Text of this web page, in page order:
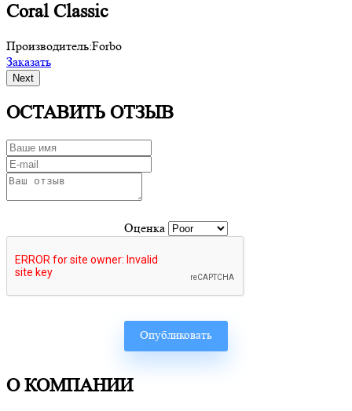
Coral Classic
Производитель:Forbo
Заказать
Next
ОСТАВИТЬ ОТЗЫВ
Оценка
О КОМПАНИИ